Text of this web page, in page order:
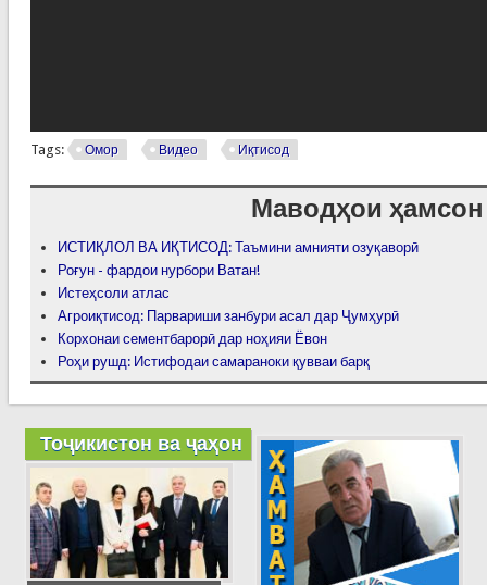
Tags: Омор Видео Иқтисод
Маводҳои ҳамсон
ИСТИҚЛОЛ ВА ИҚТИСОД: Таъмини амнияти озуқаворӣ
Роғун - фардои нурбори Ватан!
Истеҳсоли атлас
Агроиқтисод: Парвариши занбури асал дар Ҷумҳурӣ
Корхонаи сементбарорӣ дар ноҳияи Ёвон
Роҳи рушд: Истифодаи самараноки қувваи барқ
Тоҷикистон ва ҷаҳон